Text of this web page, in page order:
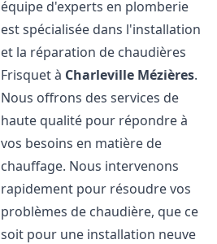
équipe d'experts en plomberie
est spécialisée dans l'installation
et la réparation de chaudières
Frisquet à Charleville Mézières.
Nous offrons des services de
haute qualité pour répondre à
vos besoins en matière de
chauffage. Nous intervenons
rapidement pour résoudre vos
problèmes de chaudière, que ce
soit pour une installation neuve